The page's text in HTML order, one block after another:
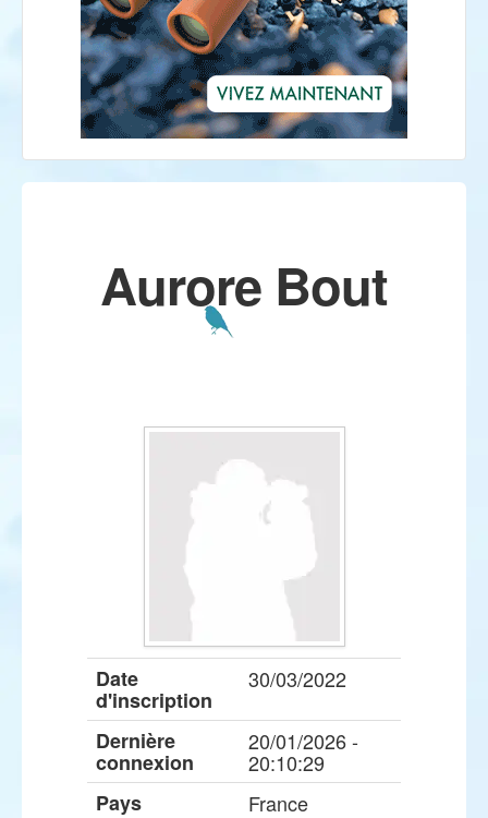
Aurore Bout
Date
d'inscription
30/03/2022
Dernière
connexion
20/01/2026 -
20:10:29
Pays
France